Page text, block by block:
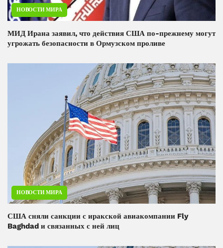
НОВОСТИ МИРА
МИД Ирана заявил, что действия США по-прежнему могут
угрожать безопасности в Ормузском проливе
НОВОСТИ МИРА
США сняли санкции с иракской авиакомпании Fly
Baghdad и связанных с ней лиц